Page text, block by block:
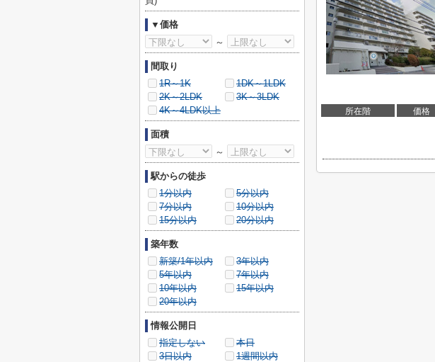
所在階 価格
▼価格
～
間取り
1R～1K
1DK～1LDK
2K～2LDK
3K～3LDK
4K～4LDK以上
面積
～
駅からの徒歩
1分以内
5分以内
7分以内
10分以内
15分以内
20分以内
築年数
新築/1年以内
3年以内
5年以内
7年以内
10年以内
15年以内
20年以内
情報公開日
指定しない
本日
3日以内
1週間以内